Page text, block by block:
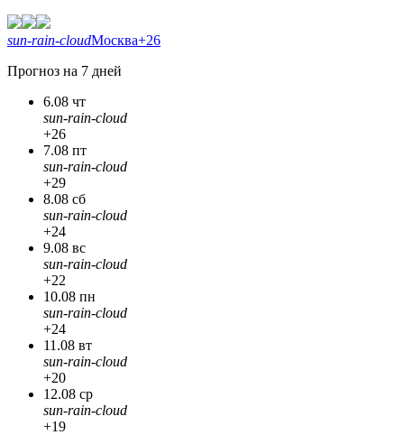
sun-rain-cloudМосква+26
Прогноз на 7 дней
6.08 чт
sun-rain-cloud
+26
7.08 пт
sun-rain-cloud
+29
8.08 сб
sun-rain-cloud
+24
9.08 вс
sun-rain-cloud
+22
10.08 пн
sun-rain-cloud
+24
11.08 вт
sun-rain-cloud
+20
12.08 ср
sun-rain-cloud
+19